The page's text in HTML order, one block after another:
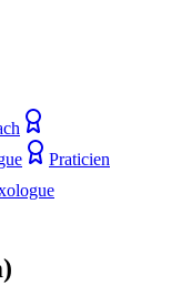
Praticien